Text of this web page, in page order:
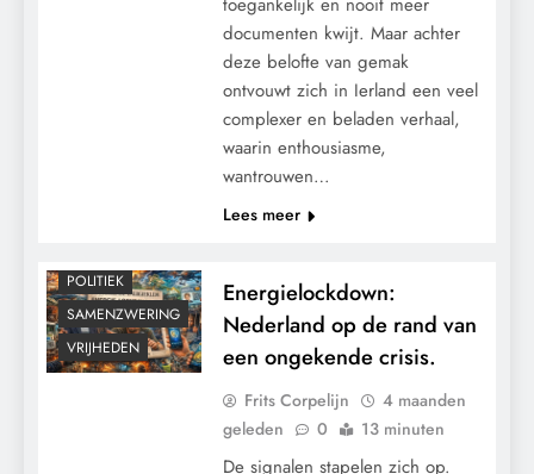
documenten kwijt. Maar achter
deze belofte van gemak
ontvouwt zich in Ierland een veel
complexer en beladen verhaal,
waarin enthousiasme,
wantrouwen…
Lees meer
POLITIEK
SAMENZWERING
VRIJHEDEN
Energielockdown:
Nederland op de rand van
een ongekende crisis.
Frits Corpelijn
4 maanden
geleden
0 13 minuten
De signalen stapelen zich op.